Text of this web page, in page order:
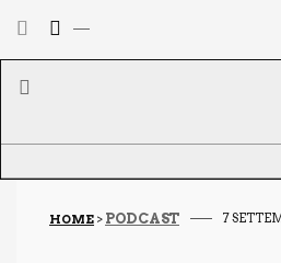
HOME > PODCAST 7